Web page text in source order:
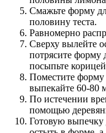
Смажьте форму
половину теста.
Равномерно
Сверху вылейте
потрясите форму
посыпьте
Поместите форму
выпекайте 60-80
По истечении
помощью
Готовую выпечку